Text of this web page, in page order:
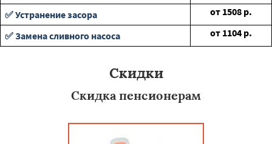
✅ Устранение засора
от 1508 р.
✅ Замена сливного насоса
от 1104 р.
Скидки
Скидка пенсионерам